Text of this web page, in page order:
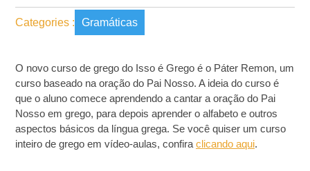
Categories : Gramáticas
O novo curso de grego do Isso é Grego é o Páter Remon, um
curso baseado na oração do Pai Nosso. A ideia do curso é
que o aluno comece aprendendo a cantar a oração do Pai
Nosso em grego, para depois aprender o alfabeto e outros
aspectos básicos da língua grega. Se você quiser um curso
inteiro de grego em vídeo-aulas, confira clicando aqui.